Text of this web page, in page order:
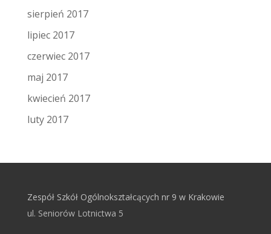
sierpień 2017
lipiec 2017
czerwiec 2017
maj 2017
kwiecień 2017
luty 2017
Zespół Szkół Ogólnokształcących nr 9 w Krakowie
ul. Seniorów Lotnictwa 5